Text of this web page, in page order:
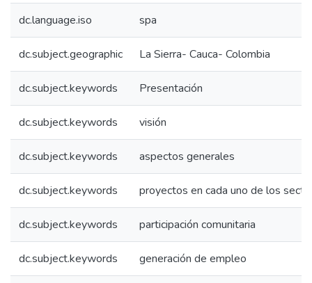
dc.language.iso spa
dc.subject.geographic La Sierra- Cauca- Colombia
dc.subject.keywords Presentación
dc.subject.keywords visión
dc.subject.keywords aspectos generales
dc.subject.keywords proyectos en cada uno de los
dc.subject.keywords participación comunitaria
dc.subject.keywords generación de empleo